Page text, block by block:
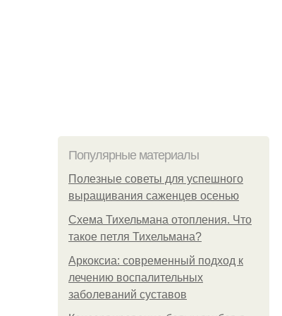
Популярные материалы
Полезные советы для успешного
выращивания саженцев осенью
Схема Тихельмана отопления. Что
такое петля Тихельмана?
Аркоксиа: современный подход к
лечению воспалительных
заболеваний суставов